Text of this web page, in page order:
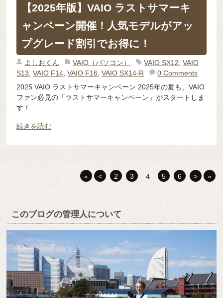
【2025年版】VAIO ラストサマーキ
ャンペーン開催！人気モデルがアッ
プグレード割引でお得に！
よしおくん VAIO（パソコン） VAIO SX12 ,VAIO
S13 ,VAIO F14 ,VAIO F16 ,VAIO SX14-R
0 Comments
2025 VAIO ラストサマーキャンペーン 2025年の夏も、VAIO
ファン必見の「ラストサマーキャンペーン」がスタートしま
す！
続きを読む
« < 2 3 4 5 6 > »
このブログの管理人について